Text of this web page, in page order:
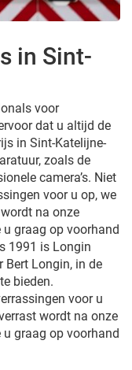
in Sint-
voor
dat u altijd de
in Sint-Katelijne-
zoals de
camera’s. Niet
voor u op, we
na onze
u graag op voorhand
1991 is Longin
Bert Longin, in de
bieden.
voor u
wordt na onze
u graag op voorhand